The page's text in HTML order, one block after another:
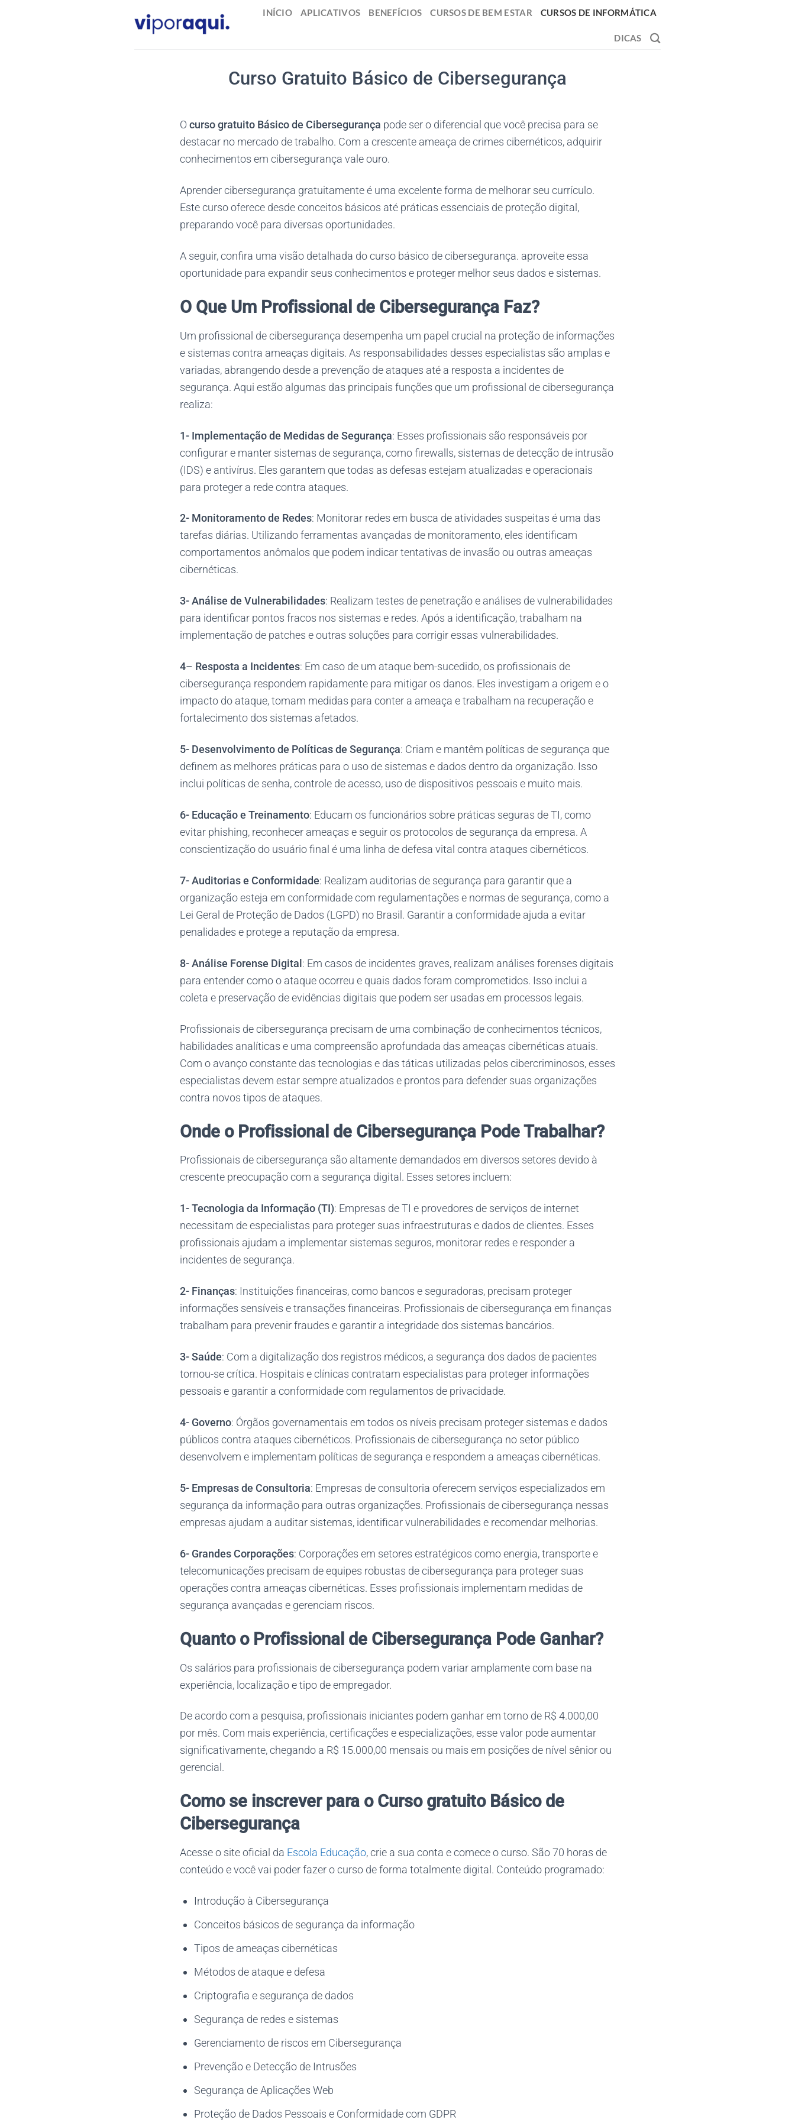
INÍCIO APLICATIVOS BENEFÍCIOS CURSOS DE BEM ESTAR CURSOS DE INFORMÁTICA
DICAS
Curso Gratuito Básico de Cibersegurança
O curso gratuito Básico de Cibersegurança pode ser o diferencial que você precisa para se
destacar no mercado de trabalho. Com a crescente ameaça de crimes cibernéticos, adquirir
conhecimentos em cibersegurança vale ouro.
Aprender cibersegurança gratuitamente é uma excelente forma de melhorar seu currículo.
Este curso oferece desde conceitos básicos até práticas essenciais de proteção digital,
preparando você para diversas oportunidades.
A seguir, confira uma visão detalhada do curso básico de cibersegurança. aproveite essa
oportunidade para expandir seus conhecimentos e proteger melhor seus dados e sistemas.
O Que Um Profissional de Cibersegurança Faz?
Um profissional de cibersegurança desempenha um papel crucial na proteção de informações
e sistemas contra ameaças digitais. As responsabilidades desses especialistas são amplas e
variadas, abrangendo desde a prevenção de ataques até a resposta a incidentes de
segurança. Aqui estão algumas das principais funções que um profissional de cibersegurança
realiza:
1- Implementação de Medidas de Segurança: Esses profissionais são responsáveis por
configurar e manter sistemas de segurança, como firewalls, sistemas de detecção de intrusão
(IDS) e antivírus. Eles garantem que todas as defesas estejam atualizadas e operacionais
para proteger a rede contra ataques.
2- Monitoramento de Redes: Monitorar redes em busca de atividades suspeitas é uma das
tarefas diárias. Utilizando ferramentas avançadas de monitoramento, eles identificam
comportamentos anômalos que podem indicar tentativas de invasão ou outras ameaças
cibernéticas.
3- Análise de Vulnerabilidades: Realizam testes de penetração e análises de vulnerabilidades
para identificar pontos fracos nos sistemas e redes. Após a identificação, trabalham na
implementação de patches e outras soluções para corrigir essas vulnerabilidades.
4– Resposta a Incidentes: Em caso de um ataque bem-sucedido, os profissionais de
cibersegurança respondem rapidamente para mitigar os danos. Eles investigam a origem e o
impacto do ataque, tomam medidas para conter a ameaça e trabalham na recuperação e
fortalecimento dos sistemas afetados.
5- Desenvolvimento de Políticas de Segurança: Criam e mantêm políticas de segurança que
definem as melhores práticas para o uso de sistemas e dados dentro da organização. Isso
inclui políticas de senha, controle de acesso, uso de dispositivos pessoais e muito mais.
6- Educação e Treinamento: Educam os funcionários sobre práticas seguras de TI, como
evitar phishing, reconhecer ameaças e seguir os protocolos de segurança da empresa. A
conscientização do usuário final é uma linha de defesa vital contra ataques cibernéticos.
7- Auditorias e Conformidade: Realizam auditorias de segurança para garantir que a
organização esteja em conformidade com regulamentações e normas de segurança, como a
Lei Geral de Proteção de Dados (LGPD) no Brasil. Garantir a conformidade ajuda a evitar
penalidades e protege a reputação da empresa.
8- Análise Forense Digital : Em casos de incidentes graves, realizam análises forenses digitais
para entender como o ataque ocorreu e quais dados foram comprometidos. Isso inclui a
coleta e preservação de evidências digitais que podem ser usadas em processos legais.
Profissionais de cibersegurança precisam de uma combinação de conhecimentos técnicos,
habilidades analíticas e uma compreensão aprofundada das ameaças cibernéticas atuais.
Com o avanço constante das tecnologias e das táticas utilizadas pelos cibercriminosos, esses
especialistas devem estar sempre atualizados e prontos para defender suas organizações
contra novos tipos de ataques.
Onde o Profissional de Cibersegurança Pode Trabalhar?
Profissionais de cibersegurança são altamente demandados em diversos setores devido à
crescente preocupação com a segurança digital. Esses setores incluem:
1- Tecnologia da Informação (TI): Empresas de TI e provedores de serviços de internet
necessitam de especialistas para proteger suas infraestruturas e dados de clientes. Esses
profissionais ajudam a implementar sistemas seguros, monitorar redes e responder a
incidentes de segurança.
2- Finanças: Instituições financeiras, como bancos e seguradoras, precisam proteger
informações sensíveis e transações financeiras. Profissionais de cibersegurança em finanças
trabalham para prevenir fraudes e garantir a integridade dos sistemas bancários.
3- Saúde: Com a digitalização dos registros médicos, a segurança dos dados de pacientes
tornou-se crítica. Hospitais e clínicas contratam especialistas para proteger informações
pessoais e garantir a conformidade com regulamentos de privacidade.
4- Governo: Órgãos governamentais em todos os níveis precisam proteger sistemas e dados
públicos contra ataques cibernéticos. Profissionais de cibersegurança no setor público
desenvolvem e implementam políticas de segurança e respondem a ameaças cibernéticas.
5- Empresas de Consultoria: Empresas de consultoria oferecem serviços especializados em
segurança da informação para outras organizações. Profissionais de cibersegurança nessas
empresas ajudam a auditar sistemas, identificar vulnerabilidades e recomendar melhorias.
6- Grandes Corporações: Corporações em setores estratégicos como energia, transporte e
telecomunicações precisam de equipes robustas de cibersegurança para proteger suas
operações contra ameaças cibernéticas. Esses profissionais implementam medidas de
segurança avançadas e gerenciam riscos.
Quanto o Profissional de Cibersegurança Pode Ganhar?
Os salários para profissionais de cibersegurança podem variar amplamente com base na
experiência, localização e tipo de empregador.
De acordo com a pesquisa, profissionais iniciantes podem ganhar em torno de R$ 4.000,00
por mês. Com mais experiência, certificações e especializações, esse valor pode aumentar
significativamente, chegando a R$ 15.000,00 mensais ou mais em posições de nível sênior ou
gerencial.
Como se inscrever para o Curso gratuito Básico de
Cibersegurança
Acesse o site oficial da Escola Educação, crie a sua conta e comece o curso. São 70 horas de
conteúdo e você vai poder fazer o curso de forma totalmente digital. Conteúdo programado:
Introdução à Cibersegurança
Conceitos básicos de segurança da informação
Tipos de ameaças cibernéticas
Métodos de ataque e defesa
Criptografia e segurança de dados
Segurança de redes e sistemas
Gerenciamento de riscos em Cibersegurança
Prevenção e Detecção de Intrusões
Segurança de Aplicações Web
Proteção de Dados Pessoais e Conformidade com GDPR